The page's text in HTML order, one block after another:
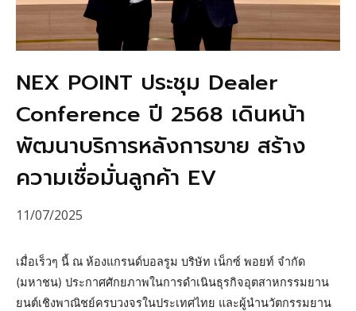
NEX POINT ประชุม Dealer
Conference ปี 2568 เดินหน้า
พัฒนาบริการหลังการขาย สร้าง
ความเชื่อมั่นลูกค้า EV
11/07/2025
เมื่อเร็วๆ นี้ ณ ห้องแกรนด์บอลรูม บริษัท เน็กซ์ พอยท์ จำกัด
(มหาชน) ประกาศศักยภาพในการดำเนินธุรกิจอุตสาหกรรมยาน
ยนต์เชิงพาณิชย์ครบวงจรในประเทศไทย และผู้นำนวัตกรรมยาน